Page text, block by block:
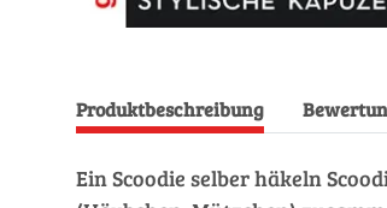
Produktbeschreibung
Ein Scoodie selber häkeln